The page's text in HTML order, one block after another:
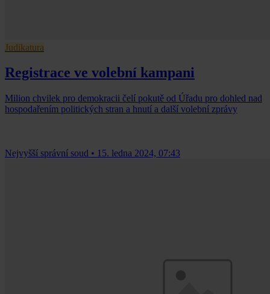
Judikatura
Registrace ve volební kampani
Milion chvilek pro demokracii čelí pokutě od Úřadu pro dohled nad
hospodařením politických stran a hnutí a další volební zprávy
Nejvyšší správní soud • 15. ledna 2024, 07:43